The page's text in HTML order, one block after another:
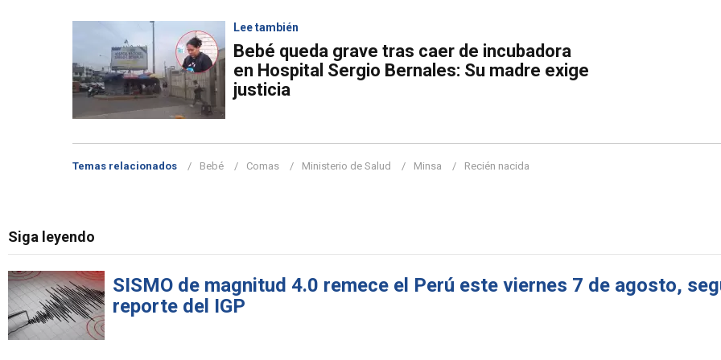
Lee también
Bebé queda grave tras caer de incubadora
en Hospital Sergio Bernales: Su madre exige
justicia
Temas relacionados Bebé Comas Ministerio de Salud Minsa Recién nacida
Siga leyendo
SISMO de magnitud 4.0 remece el Perú este viernes 7 de agosto,
reporte del IGP